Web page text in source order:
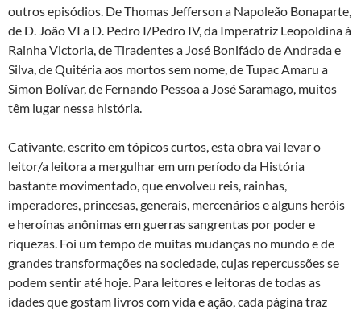
outros episódios. De Thomas Jefferson a Napoleão Bonaparte,
de D. João VI a D. Pedro I/Pedro IV, da Imperatriz Leopoldina à
Rainha Victoria, de Tiradentes a José Bonifácio de Andrada e
Silva, de Quitéria aos mortos sem nome, de Tupac Amaru a
Simon Bolívar, de Fernando Pessoa a José Saramago, muitos
têm lugar nessa história.
Cativante, escrito em tópicos curtos, esta obra vai levar o
leitor/a leitora a mergulhar em um período da História
bastante movimentado, que envolveu reis, rainhas,
imperadores, princesas, generais, mercenários e alguns heróis
e heroínas anônimas em guerras sangrentas por poder e
riquezas. Foi um tempo de muitas mudanças no mundo e de
grandes transformações na sociedade, cujas repercussões se
podem sentir até hoje. Para leitores e leitoras de todas as
idades que gostam livros com vida e ação, cada página traz